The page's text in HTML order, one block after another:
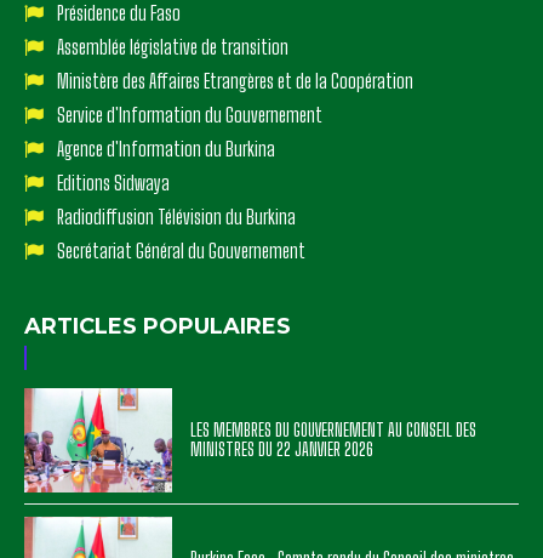
Présidence du Faso
Assemblée législative de transition
Ministère des Affaires Etrangères et de la Coopération
Service d'Information du Gouvernement
Agence d'Information du Burkina
Editions Sidwaya
Radiodiffusion Télévision du Burkina
Secrétariat Général du Gouvernement
ARTICLES POPULAIRES
LES MEMBRES DU GOUVERNEMENT AU CONSEIL DES
MINISTRES DU 22 JANVIER 2026